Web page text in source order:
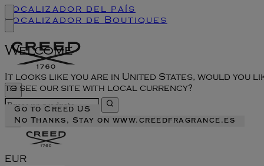
Welcome
It looks like you are in United States, would you
to see our site with local currency?
Go to Creed US
No Thanks, Stay on www.creedfragrance.es
Localizador del país
Localizador de Boutiques
EUR